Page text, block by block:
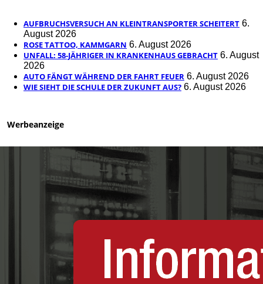
AUFBRUCHSVERSUCH AN KLEINTRANSPORTER SCHEITERT 6.
August 2026
ROSE TATTOO, KAMMGARN 6. August 2026
UNFALL: 58-JÄHRIGER IN KRANKENHAUS GEBRACHT 6. August
2026
AUTO FÄNGT WÄHREND DER FAHRT FEUER 6. August 2026
WIE SIEHT DIE SCHULE DER ZUKUNFT AUS? 6. August 2026
Werbeanzeige